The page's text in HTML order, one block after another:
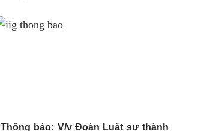
Thông báo: V/v Đoàn Luật sư thành